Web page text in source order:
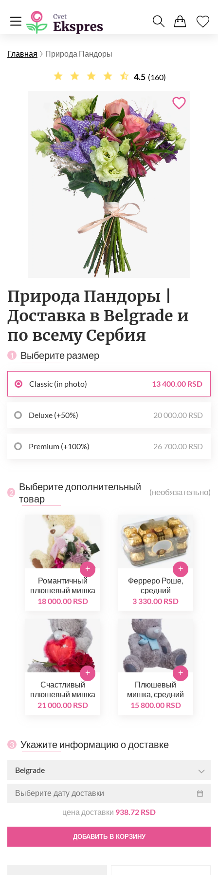
Главная Природа Пандоры
4.5 (160)
Природа Пандоры |
Доставка в Belgrade и
по всему Сербия
1 Выберите размер
Classic (in photo) 13 400.00 RSD
Deluxe (+50%) 20 000.00 RSD
Premium (+100%) 26 700.00 RSD
2
Выберите дополнительный
товар
(необязательно)
Романтичный
плюшевый мишка
18 000.00 RSD
+
Ферреро Роше,
средний
3 330.00 RSD
+
Счастливый
плюшевый мишка
21 000.00 RSD
+
Плюшевый
мишка, средний
15 800.00 RSD
+
3 Укажите информацию о доставке
Belgrade
цена доставки 938.72 RSD
ДОБАВИТЬ В КОРЗИНУ